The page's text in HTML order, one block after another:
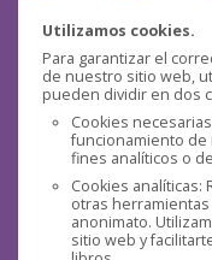
Utilizamos cookies.
Para garantizar el
de nuestro sitio web,
pueden dividir en dos
Cookies
funcionamiento de
fines analíticos o
Cookies analíticas:
otras
anonimato.
sitio web y